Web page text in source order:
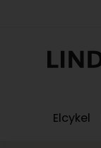
Elcykel